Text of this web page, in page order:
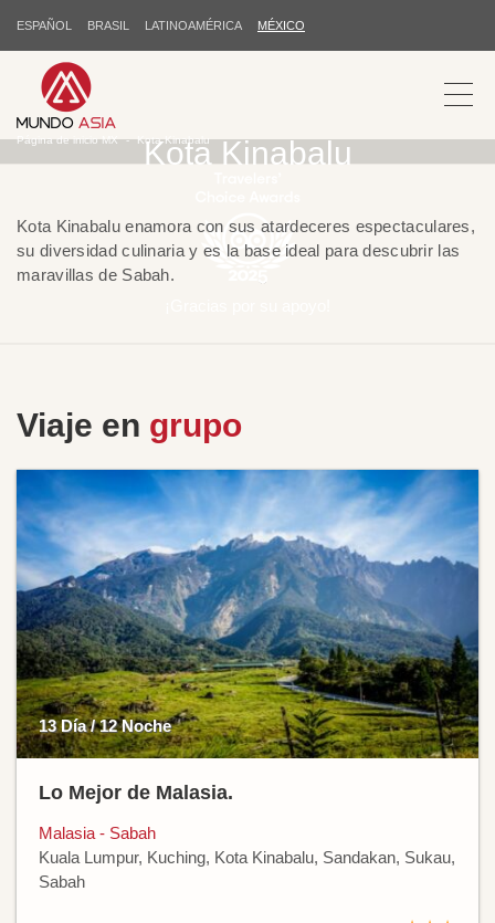
ESPAÑOL BRASIL LATINOAMÉRICA MÉXICO
Kota Kinabalu
Página de inicio MX Kota Kinabalu
Kota Kinabalu enamora con sus atardeceres espectaculares,
su diversidad culinaria y es la base ideal para descubrir las
maravillas de Sabah.
Viaje en grupo
13 Día / 12 Noche
Lo Mejor de Malasia.
Malasia - Sabah
Kuala Lumpur, Kuching, Kota Kinabalu, Sandakan, Sukau,
Sabah